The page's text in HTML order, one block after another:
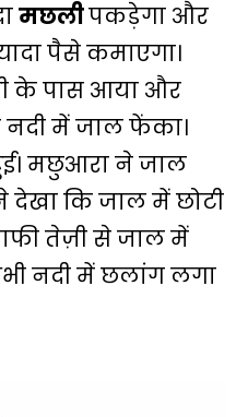
मछलीपकड़ेगा और
पैसे कमाएगा।
के पास आया और
में जाल फेंका।
मछुआरा ने जाल
देखा कि जाल में छोटी
तेज़ी से जाल में
नदी में छलांग लगा